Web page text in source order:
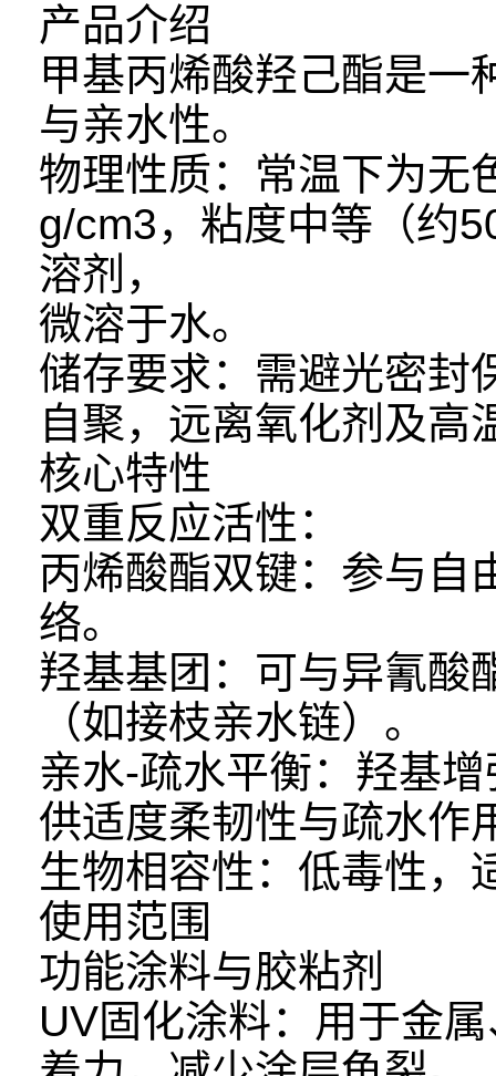
产品介绍
甲基丙烯酸羟己酯是一
与亲水性。
物理性质：常温下为无
g/cm3，粘度中等（约
溶剂，
微溶于水。
储存要求：需避光密
自聚，远离氧化剂及高
核心特性
双重反应活性：
丙烯酸酯双键：参与自
络。
羟基基团：可与异氰酸
（如接枝亲水链）。
亲水-疏水平衡：羟基
供适度柔韧性与疏水作
生物相容性：低毒性，
使用范围
功能涂料与胶粘剂
UV固化涂料：用于金